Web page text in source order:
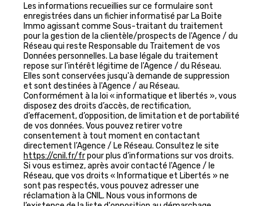
Les informations recueillies sur ce formulaire sont
enregistrées dans un fichier informatisé par La Boite
Immo agissant comme Sous-traitant du traitement
pour la gestion de la clientèle/prospects de l'Agence / du
Réseau qui reste Responsable du Traitement de vos
Données personnelles. La base légale du traitement
repose sur l'intérêt légitime de l'Agence / du Réseau.
Elles sont conservées jusqu'à demande de suppression
et sont destinées à l'Agence / au Réseau.
Conformément à la loi « informatique et libertés », vous
disposez des droits d’accès, de rectification,
d’effacement, d’opposition, de limitation et de portabilité
de vos données. Vous pouvez retirer votre
consentement à tout moment en contactant
directement l’Agence / Le Réseau. Consultez le site
https://cnil.fr/frpour plus d’informations sur vos droits.
Si vous estimez, après avoir contacté l'Agence / le
Réseau, que vos droits « Informatique et Libertés » ne
sont pas respectés, vous pouvez adresser une
réclamation à la CNIL. Nous vous informons de